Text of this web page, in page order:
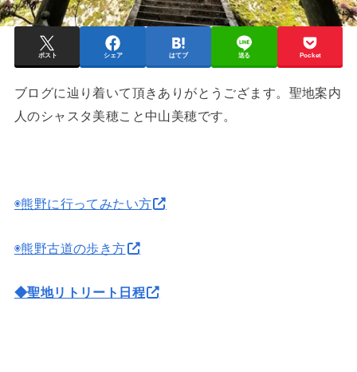
ポスト シェア はてブ 送る Pocket
ブログに辿り着いて頂きありがとうござます。聖地案内
人のシャスタ美穂こと中山美穂です。
◉熊野に行ってみたい方
◉熊野古道の歩き方
◆聖地リトリート日程